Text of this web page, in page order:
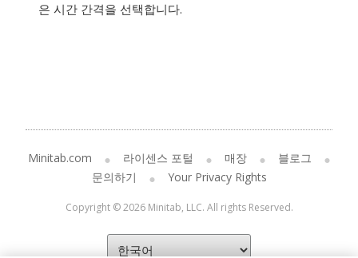
은 시간 간격을 선택합니다.
Minitab.com 라이센스 포털 매장
블로그
문의하기
Your Privacy Rights
Copyright © 2026 Minitab, LLC. All rights Reserved.